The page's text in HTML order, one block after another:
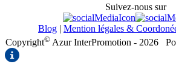
Suivez-nous sur
Blog | Mention légales &
Copyright© Azur InterPromotion - 2026